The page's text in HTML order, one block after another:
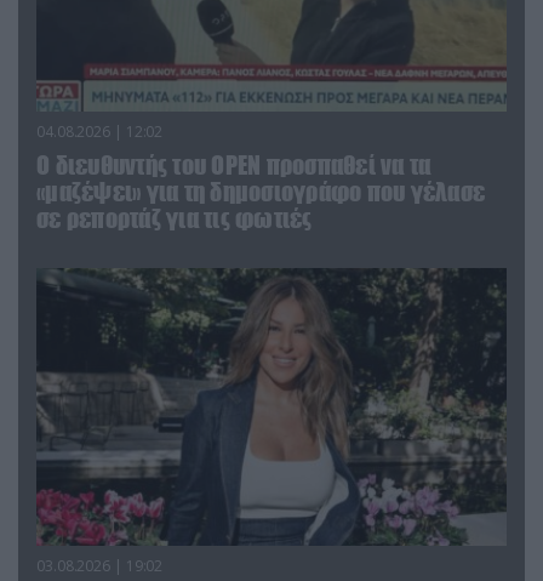
04.08.2026 | 12:02
O διευθυντής του OPEN προσπαθεί να τα
«μαζέψει» για τη δημοσιογράφο που γέλασε
σε ρεπορτάζ για τις φωτιές
03.08.2026 | 19:02